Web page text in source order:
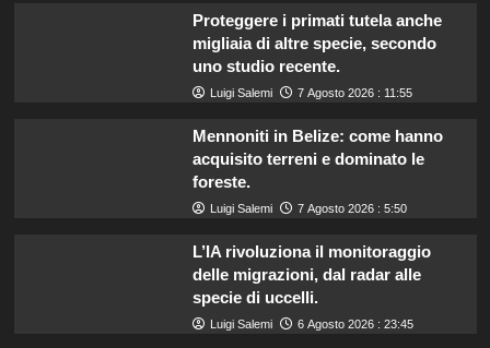
Proteggere i primati tutela anche
migliaia di altre specie, secondo
uno studio recente.
Luigi Salemi 7 Agosto 2026 : 11:55
Mennoniti in Belize: come hanno
acquisito terreni e dominato le
foreste.
Luigi Salemi 7 Agosto 2026 : 5:50
L’IA rivoluziona il monitoraggio
delle migrazioni, dal radar alle
specie di uccelli.
Luigi Salemi 6 Agosto 2026 : 23:45